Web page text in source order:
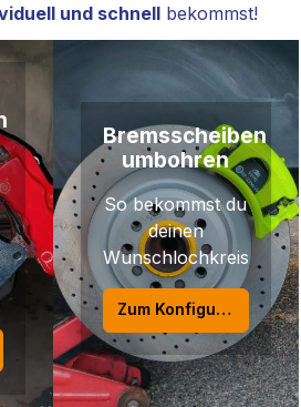
und schnellbekommst!
Bremsscheiben
umbohren
So bekommst du
deinen
Wunschlochkreis
Zum Konfigurator